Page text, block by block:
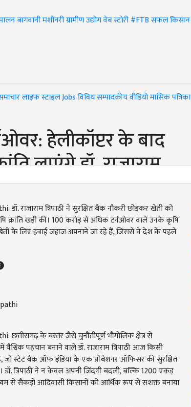
बागवानीमशीनरीग्रामीण उद्योगवेब स्टोरी#FTBसफल किसान
लाइफ स्टाइलJobsविविधसम्पादकीयवीडियोमासिक पत्रिका
हेलीकॉप्टर के बाद
लाएंगे डॉ. राजाराम
राजाराम त्रिपाठी ने सुरक्षित बैंक नौकरी छोड़कर खेती को
क्रांति खड़ी की। 100 करोड़ से अधिक टर्नओवर वाले उनके कृषि
खेती के लिए हवाई जहाज अपनाने जा रहे हैं, जिससे वे देश के पहले
के बस्तर जैसे चुनौतीपूर्ण भौगोलिक क्षेत्र से
पहचान बनाने वाले डॉ. राजाराम त्रिपाठी आज किसी
जो स्टेट बैंक ऑफ इंडिया के एक प्रोबेशनर ऑफिसर की सुरक्षित
त्रिपाठी ने न केवल अपनी जिंदगी बदली, बल्कि 1200 एकड़
से सैकड़ों आदिवासी किसानों को आर्थिक रूप से सशक्त बनाया